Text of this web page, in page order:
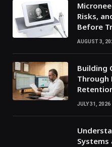
Risks,
Before
AUGUST 3,
Building
Through
JULY 31, 2026